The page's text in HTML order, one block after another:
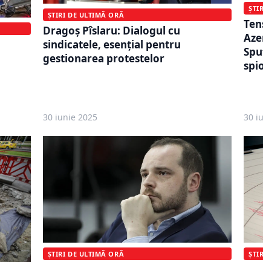
ȘTIRI DE ULTIMĂ ORĂ
Dragoș Pîslaru: Dialogul cu
sindicatele, esențial pentru
gestionarea protestelor
30 iunie 2025 30
ȘTIRI DE ULTIMĂ ORĂ